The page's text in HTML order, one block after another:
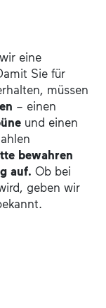
eine
Sie für
müssen
– einen
und einen
bewahren
auf. Ob bei
geben wir